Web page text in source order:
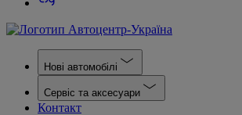
Нові автомобілі
Сервіс та аксесуари
Контакт